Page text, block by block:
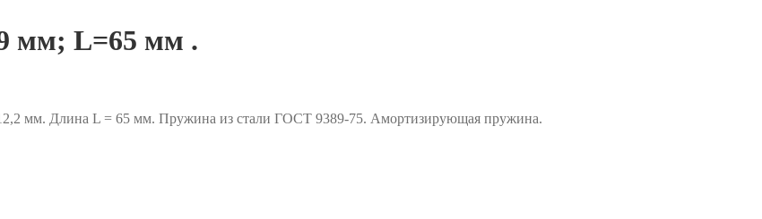
мм; L=65 мм .
мм. Длина L = 65 мм. Пружина из стали ГОСТ 9389-75. Амортизирующая пружина.